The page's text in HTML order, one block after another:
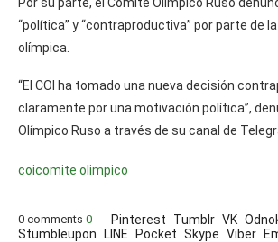
“política” y “contraproductiva” por parte de
olímpica.
“El COI ha tomado una nueva decisión
claramente por una motivación política”,
Olímpico Ruso a través de su canal de
coicomite olimpico
0 comments 0 Pinterest Tumblr VK
Stumbleupon LINE Pocket Skype Viber